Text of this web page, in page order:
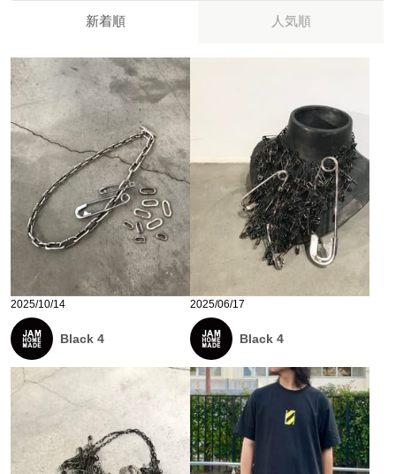
新着順 人気順
2025/10/14
Black 4
2025/06/17
Black 4